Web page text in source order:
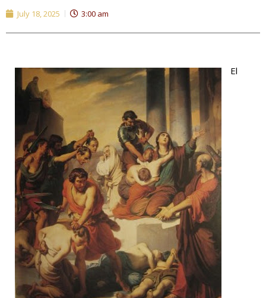
July 18, 2025 3:00 am
El